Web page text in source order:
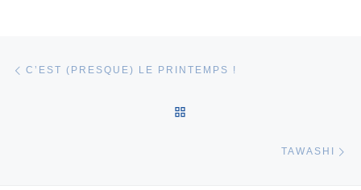
Parcourir les articles
C’EST (PRESQUE) LE PRINTEMPS !
TAWASHI